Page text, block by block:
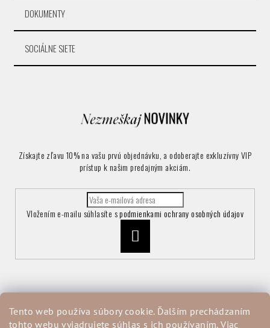
Tento web používa súbory cookie. Ďalším prechádzaním
tohto webu vyjadrujete súhlas s ich používaním. Viac
DOKUMENTY
SOCIÁLNE SIETE
Získajte zľavu 10% na vašu prvú objednávku, a odoberajte exkluzívny VIP
prístup k našim predajným akciám.
Vložením e-mailu súhlasíte spodmienkami ochrany osobných údajov